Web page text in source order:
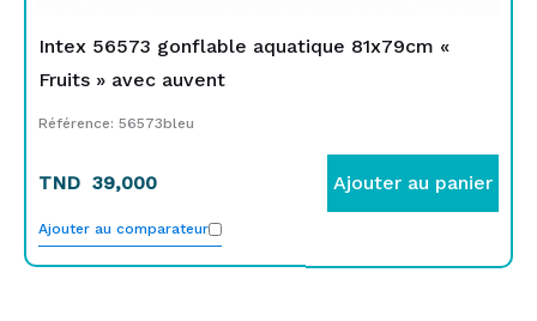
Intex 56573 gonflable aquatique 81x79cm «
Fruits » avec auvent
Référence: 56573bleu
TND 39,000 Ajouter au panier
Ajouter au comparateur